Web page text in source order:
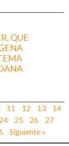
QUE
11 12 13
14
24 25 26
27
Siguiente »